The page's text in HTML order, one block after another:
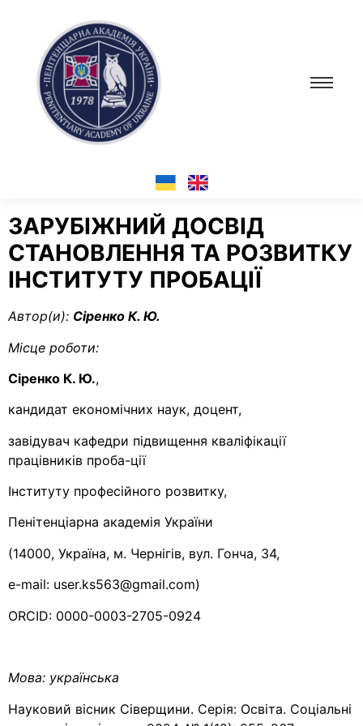
ЗАРУБІЖНИЙ ДОСВІД
СТАНОВЛЕННЯ ТА РОЗВИТКУ
ІНСТИТУТУ ПРОБАЦІЇ
Автор(и): Сіренко К. Ю.
Місце роботи:
Сіренко К. Ю.,
кандидат економічних наук, доцент,
завідувач кафедри підвищення кваліфікації
працівників проба-ції
Інституту професійного розвитку,
Пенітенціарна академія України
(14000, Україна, м. Чернігів, вул. Гонча, 34,
e-mail: user.ks563@gmail.com)
ORCID: 0000-0003-2705-0924
Мова: українська
Науковий вісник Сіверщини. Серія: Освіта. Соціальні